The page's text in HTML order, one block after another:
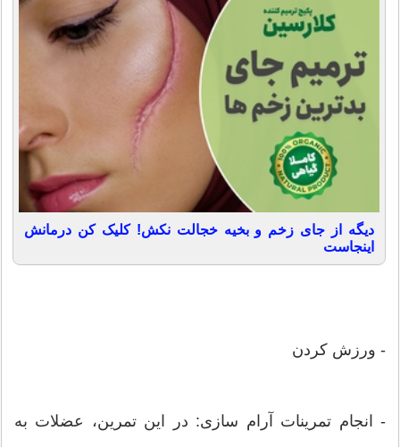
دیگه از جای زخم و بخیه خجالت نکش! کلیک کن درمانش
اینجاست
- ورزش كردن
- انجام تمرینات آرام سازی: در این تمرین، عضلات به